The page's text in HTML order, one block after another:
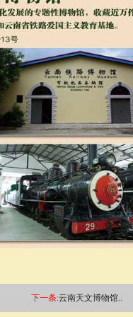
下一条:云南天文博物馆..